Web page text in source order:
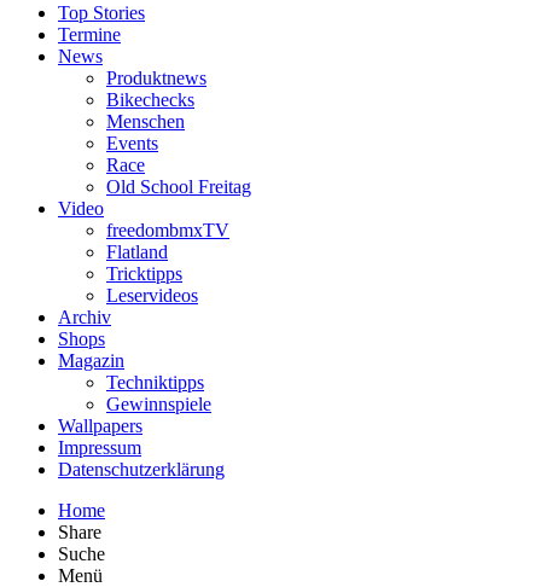
Top Stories
Termine
News
Produktnews
Bikechecks
Menschen
Events
Race
Old School Freitag
Video
freedombmxTV
Flatland
Tricktipps
Leservideos
Archiv
Shops
Magazin
Techniktipps
Gewinnspiele
Wallpapers
Impressum
Datenschutzerklärung
Home
Share
Suche
Menü